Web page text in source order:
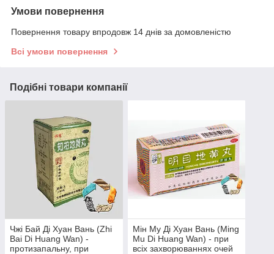
Умови повернення
Повернення товару впродовж 14 днів за домовленістю
Всі умови повернення
Подібні товари компанії
Чжі Бай Ді Хуан Вань (Zhi
Bai Di Huang Wan) -
протизапальну, при
Мін Му Ді Хуан Вань (Ming
Mu Di Huang Wan) - при
всіх захворюваннях очей